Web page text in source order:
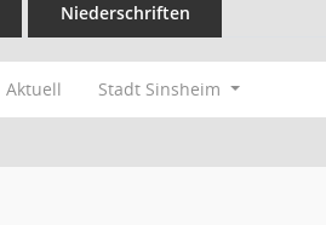
Niederschriften
Aktuell Stadt Sinsheim